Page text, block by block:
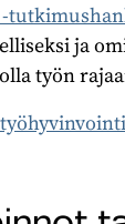
ja
työn